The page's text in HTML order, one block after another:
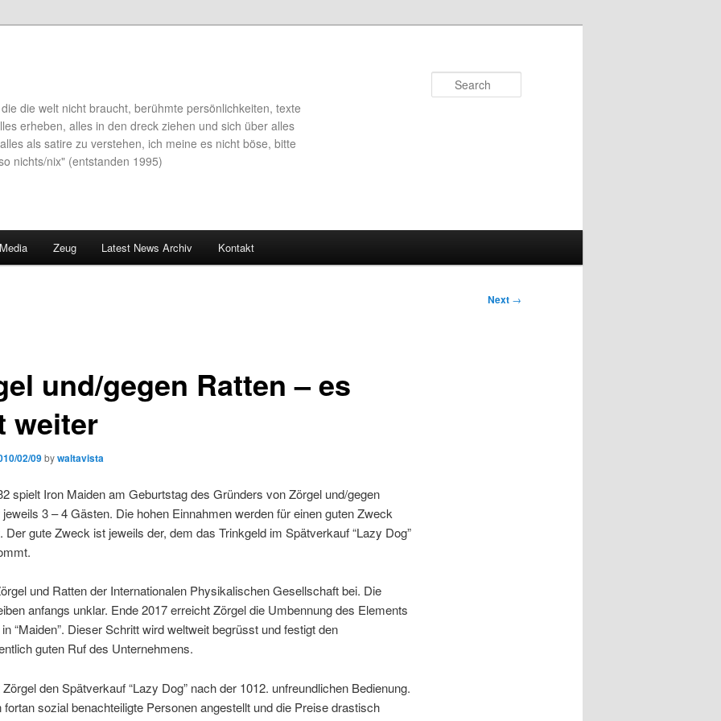
die welt nicht braucht, berühmte persönlichkeiten, texte
erheben, alles in den dreck ziehen und sich über alles
als satire zu verstehen, ich meine es nicht böse, bitte
nichts/nix" (entstanden 1995)
Zeug Latest News Archiv Kontakt
Next →
und/gegen Ratten – es
weiter
02/09bywaltavista
spielt Iron Maiden am Geburtstag des Gründers von Zörgel und/gegen
3 – 4 Gästen. Die hohen Einnahmen werden für einen guten Zweck
Der gute Zweck ist jeweils der, dem das Trinkgeld im Spätverkauf “Lazy Dog”
und Ratten der Internationalen Physikalischen Gesellschaft bei. Die
anfangs unklar. Ende 2017 erreicht Zörgel die Umbennung des Elements
“Maiden”. Dieser Schritt wird weltweit begrüsst und festigt den
guten Ruf des Unternehmens.
den Spätverkauf “Lazy Dog” nach der 1012. unfreundlichen Bedienung.
fortan sozial benachteiligte Personen angestellt und die Preise drastisch